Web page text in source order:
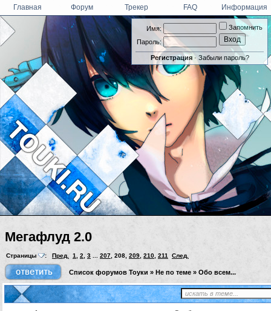
Имя:
Пароль:
Запомнить
Регистрация· Забыли пароль?
Главная Форум Трекер FAQ Информация
Мегафлуд 2.0
Страницы : Пред. 1, 2, 3 ... 207, 208, 209, 210, 211 След.
Список форумов Тоуки » Не по теме » Обо всем...